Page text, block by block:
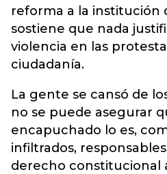
reforma a la institución
sostiene que nada
violencia en las
ciudadanía.
La gente se cansó de
no se puede asegurar
encapuchado lo es,
infiltrados,
derecho constitucional